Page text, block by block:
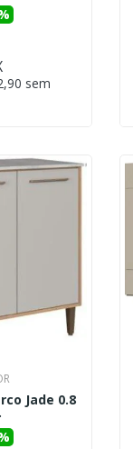
sem
Jade 0.8